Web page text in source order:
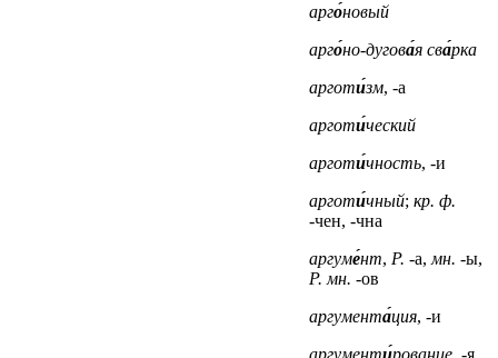
арго́новый
арго́но-дугова́я сва́рка
арготи́зм, -а
арготи́ческий
арготи́чность, -и
арготи́чный; кр. ф.
-чен, -чна
аргуме́нт, Р. -а, мн. -ы,
Р. мн. -ов
аргумента́ция, -и
аргументи́рование , -я